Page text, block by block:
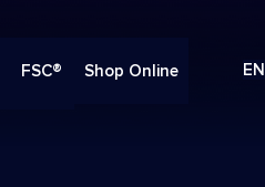
FSC® Shop Online EN